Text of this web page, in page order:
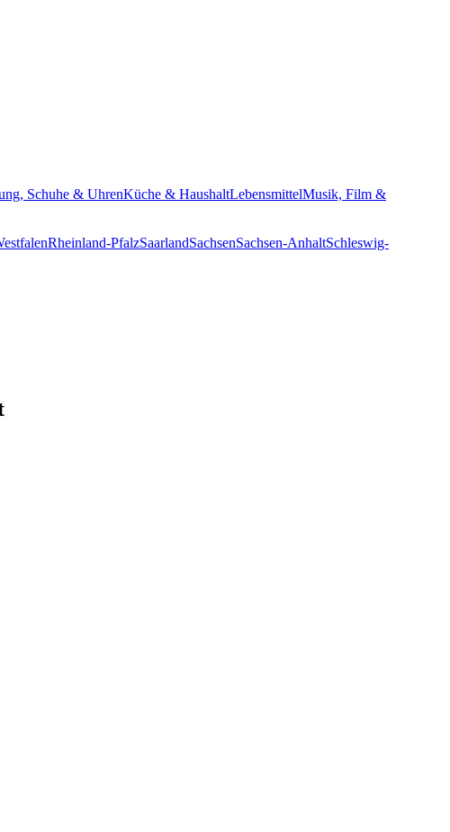
Schuhe & UhrenKüche & HaushaltLebensmittelMusik, Film &
Rheinland-PfalzSaarlandSachsenSachsen-AnhaltSchleswig-